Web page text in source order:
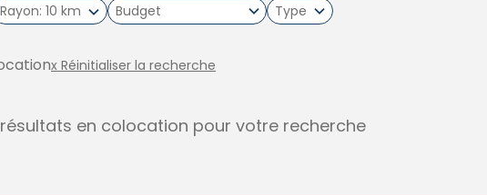
Rayon 10 km
Type
x Réinitialiser la recherche
en colocation pour votre recherche